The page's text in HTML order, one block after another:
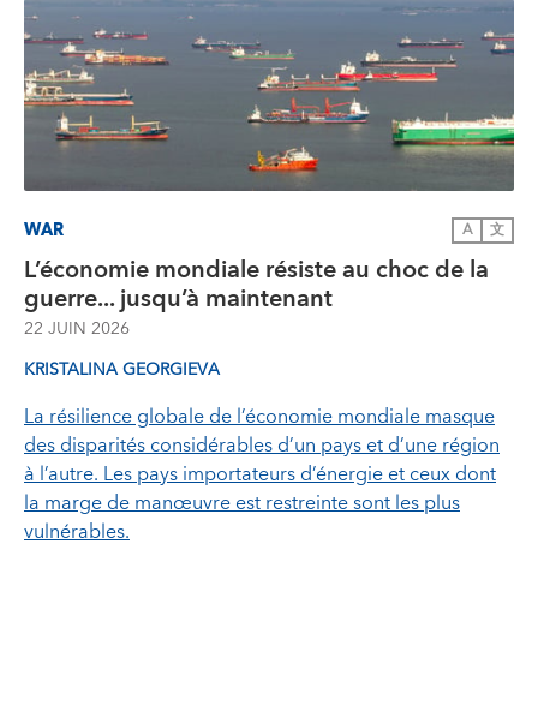
WAR A 文
L’économie mondiale résiste au choc de la
guerre... jusqu’à maintenant
22 JUIN 2026
KRISTALINA GEORGIEVA
La résilience globale de l’économie mondiale masque
des disparités considérables d’un pays et d’une région
à l’autre. Les pays importateurs d’énergie et ceux dont
la marge de manœuvre est restreinte sont les plus
vulnérables.